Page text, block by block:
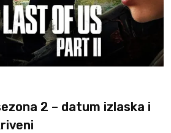
2 – datum izlaska i